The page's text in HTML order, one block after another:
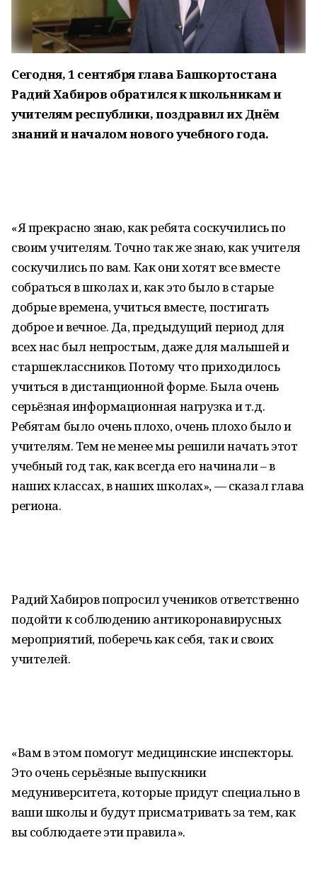
Сегодня, 1 сентября глава Башкортостана
Радий Хабиров обратился к школьникам и
учителям республики, поздравил их Днём
знаний и началом нового учебного года.
«Я прекрасно знаю, как ребята соскучились по
своим учителям. Точно так же знаю, как учителя
соскучились по вам. Как они хотят все вместе
собраться в школах и, как это было в старые
добрые времена, учиться вместе, постигать
доброе и вечное. Да, предыдущий период для
всех нас был непростым, даже для малышей и
старшеклассников. Потому что приходилось
учиться в дистанционной форме. Была очень
серьёзная информационная нагрузка и т.д.
Ребятам было очень плохо, очень плохо было и
учителям. Тем не менее мы решили начать этот
учебный год так, как всегда его начинали – в
наших классах, в наших школах», — сказал глава
региона.
Радий Хабиров попросил учеников ответственно
подойти к соблюдению антикоронавирусных
мероприятий, поберечь как себя, так и своих
учителей.
«Вам в этом помогут медицинские инспекторы.
Это очень серьёзные выпускники
медуниверситета, которые придут специально в
ваши школы и будут присматривать за тем, как
вы соблюдаете эти правила».